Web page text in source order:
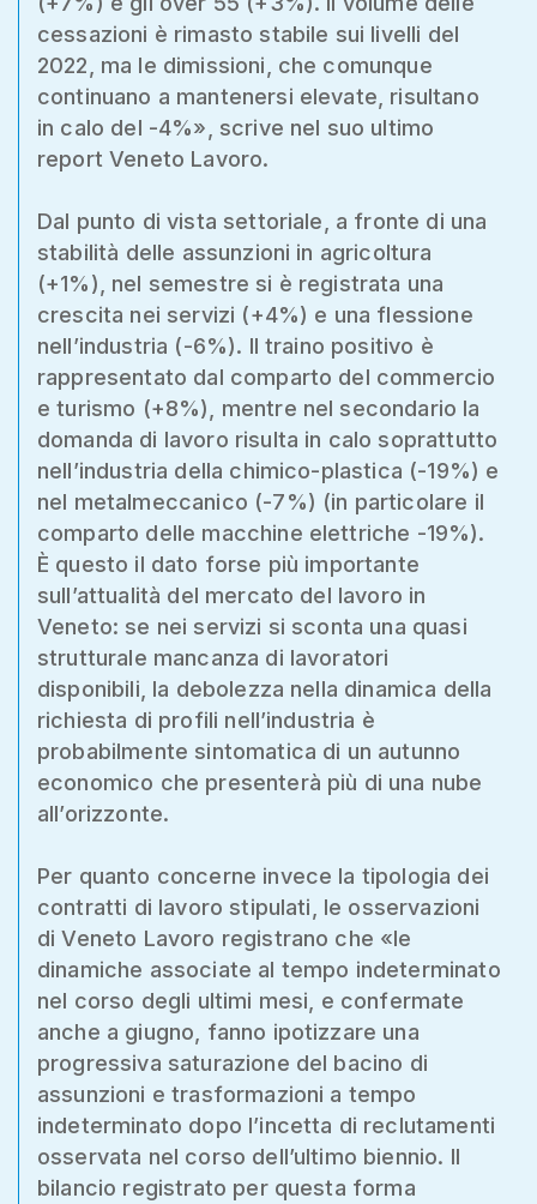
cessazioni è rimasto stabile sui livelli del
2022, ma le dimissioni, che comunque
continuano a mantenersi elevate, risultano
in calo del -4%», scrive nel suo ultimo
report Veneto Lavoro.
Dal punto di vista settoriale, a fronte di una
stabilità delle assunzioni in agricoltura
(+1%), nel semestre si è registrata una
crescita nei servizi (+4%) e una flessione
nell’industria (-6%). Il traino positivo è
rappresentato dal comparto del commercio
e turismo (+8%), mentre nel secondario la
domanda di lavoro risulta in calo soprattutto
nell’industria della chimico-plastica (-19%) e
nel metalmeccanico (-7%) (in particolare il
comparto delle macchine elettriche -19%).
È questo il dato forse più importante
sull’attualità del mercato del lavoro in
Veneto: se nei servizi si sconta una quasi
strutturale mancanza di lavoratori
disponibili, la debolezza nella dinamica della
richiesta di profili nell’industria è
probabilmente sintomatica di un autunno
economico che presenterà più di una nube
all’orizzonte.
Per quanto concerne invece la tipologia dei
contratti di lavoro stipulati, le osservazioni
di Veneto Lavoro registrano che «le
dinamiche associate al tempo indeterminato
nel corso degli ultimi mesi, e confermate
anche a giugno, fanno ipotizzare una
progressiva saturazione del bacino di
assunzioni e trasformazioni a tempo
indeterminato dopo l’incetta di reclutamenti
osservata nel corso dell’ultimo biennio. Il
bilancio registrato per questa forma